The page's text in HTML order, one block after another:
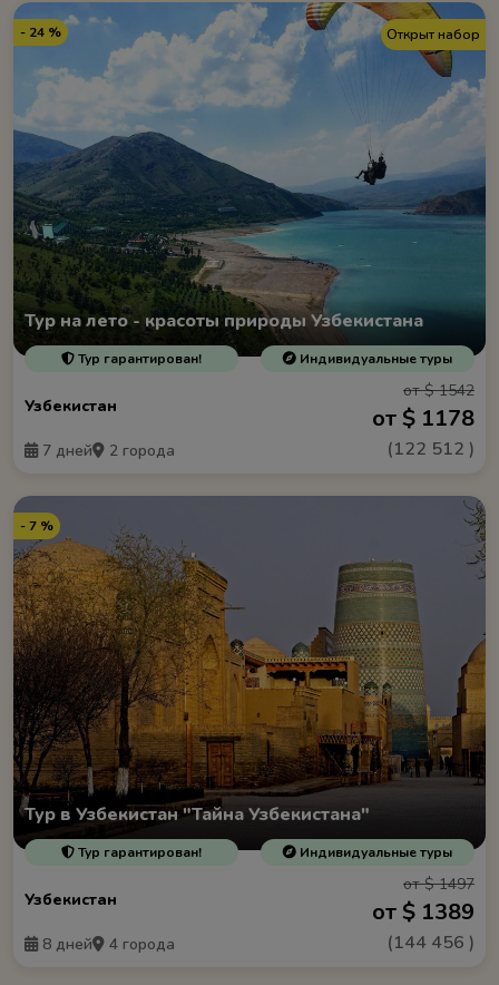
Открыт набор
- 24 %
Тур на лето - красоты природы Узбекистана
Тур гарантирован! Индивидуальные туры
Узбекистан
7 дней 2 города
от $ 1542
от $ 1178
(122 512 )
- 7 %
Тур в Узбекистан "Тайна Узбекистана"
Тур гарантирован! Индивидуальные туры
Узбекистан
8 дней 4 города
от $ 1497
от $ 1389
(144 456 )